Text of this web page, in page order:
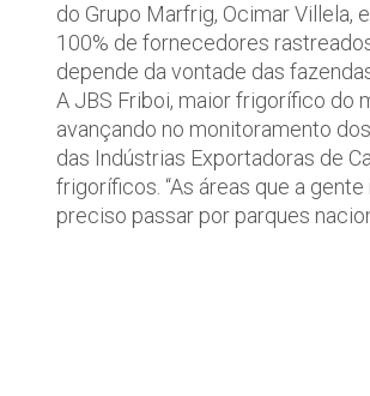
do Grupo Marfrig, Ocimar Villela,
100% de fornecedores
depende da vontade das
A JBS Friboi, maior frigorífico do
avançando no monitoramento
das Indústrias Exportadoras de
frigoríficos. “As áreas que a
preciso passar por parques